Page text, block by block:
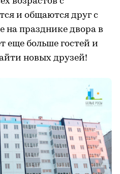
и общаются друг с
на празднике двора в
еще больше гостей и
новых друзей!